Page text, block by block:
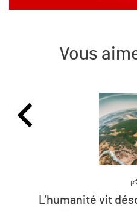
Vous
L’humanité vit